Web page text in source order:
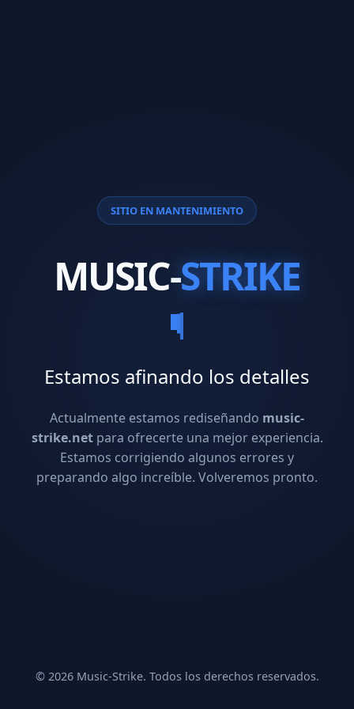
SITIO EN MANTENIMIENTO
MUSIC-STRIKE
Estamos afinando los detalles
Actualmente estamos rediseñando music-
strike.netpara ofrecerte una mejor experiencia.
Estamos corrigiendo algunos errores y
preparando algo increíble. Volveremos pronto.
© 2026 Music-Strike. Todos los derechos reservados.